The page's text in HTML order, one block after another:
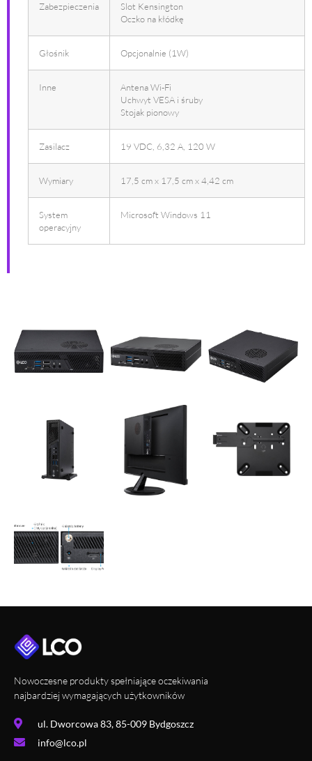
Zabezpieczenia
Slot Kensington
Oczko na kłódkę
Głośnik Opcjonalnie (1W)
Inne
Antena Wi-Fi
Uchwyt VESA i śruby
Stojak pionowy
Zasilacz 19 VDC, 6,32 A, 120 W
Wymiary 17,5 cm x 17,5 cm x 4,42 cm
System
operacyjny
Microsoft Windows 11
Nowoczesne produkty spełniające oczekiwania
najbardziej wymagających użytkowników
ul. Dworcowa 83, 85-009 Bydgoszcz
info@lco.pl